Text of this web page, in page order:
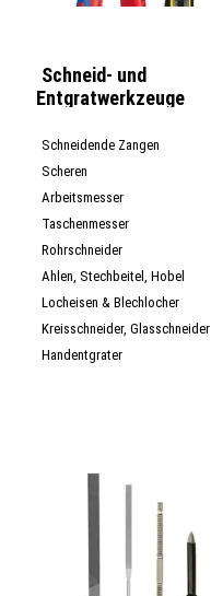
Schneid- und
Entgratwerkzeuge
Schneidende Zangen
Scheren
Arbeitsmesser
Taschenmesser
Rohrschneider
Ahlen, Stechbeitel, Hobel
Locheisen & Blechlocher
Kreisschneider, Glasschneider
Handentgrater